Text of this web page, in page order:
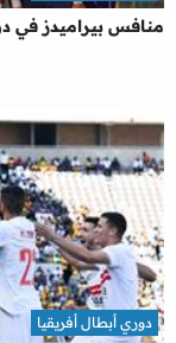
منافس بيراميدز في دور الـ64 من دوري
دوري أبطال أفريقيا